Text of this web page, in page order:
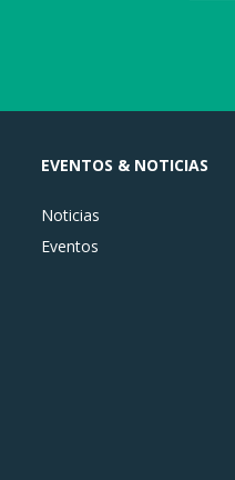
EVENTOS & NOTICIAS
Noticias
Eventos